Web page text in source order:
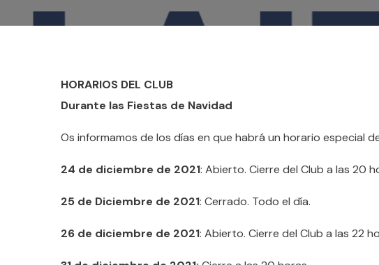
HORARIOS DEL CLUB
Durante las Fiestas de Navidad
Os informamos de los días en que habrá un horario especial
24 de diciembre de 2021: Abierto. Cierre del Club a las 20
25 de Diciembre de 2021: Cerrado. Todo el día.
26 de diciembre de 2021: Abierto. Cierre del Club a las 22